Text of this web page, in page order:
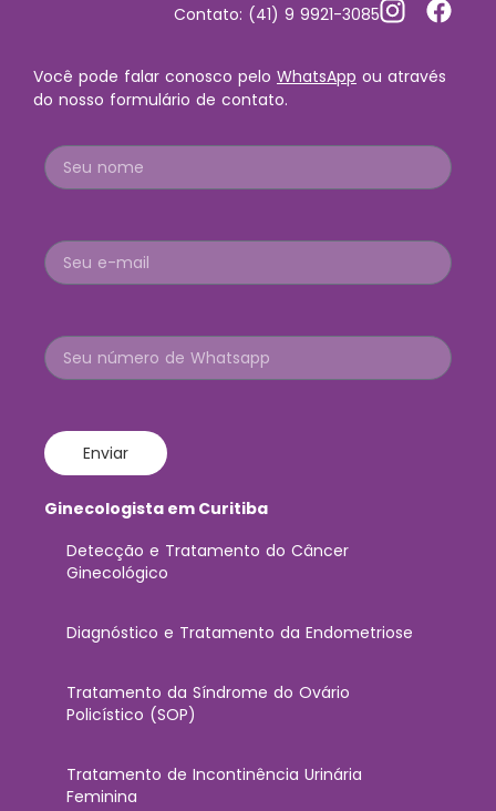
Contato: (41) 9 9921-3085
Você pode falar conosco pelo WhatsApp ou através
do nosso formulário de contato.
Enviar
Ginecologista em Curitiba
Detecção e Tratamento do Câncer
Ginecológico
Diagnóstico e Tratamento da Endometriose
Tratamento da Síndrome do Ovário
Policístico (SOP)
Tratamento de Incontinência Urinária
Feminina